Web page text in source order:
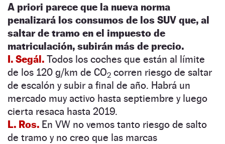
A priori parece que la nueva norma
penalizará los consumos de los SUV que, al
saltar de tramo en el impuesto de
matriculación, subirán más de precio.
I. Segál. Todos los coches que están al límite
de los 120 g/km de CO2 corren riesgo de saltar
de escalón y subir a final de año. Habrá un
mercado muy activo hasta septiembre y luego
cierta resaca hasta 2019.
L. Ros. En VW no vemos tanto riesgo de salto
de tramo y no creo que las marcas